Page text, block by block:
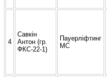
4
Савкін
Антон (гр.
ФКС-22-1)
Пауерліфтинг
МС